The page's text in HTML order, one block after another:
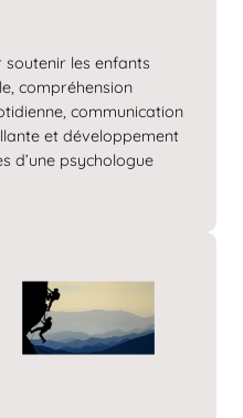
les enfants
compréhension
communication
et développement
d’une psychologue